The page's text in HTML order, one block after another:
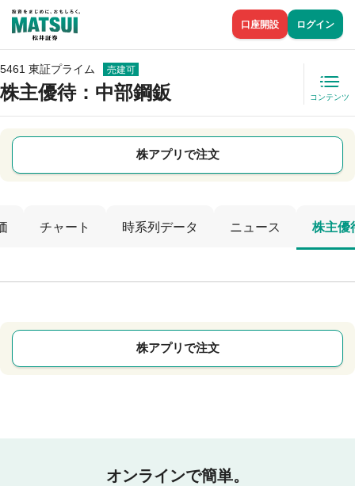
口座開設 ログイン
5461 東証プライム 売建可
株主優待：中部鋼鈑 コンテンツ
株アプリで注文
チャート 時系列データ ニュース 株主優
株アプリで注文
オンラインで簡単。